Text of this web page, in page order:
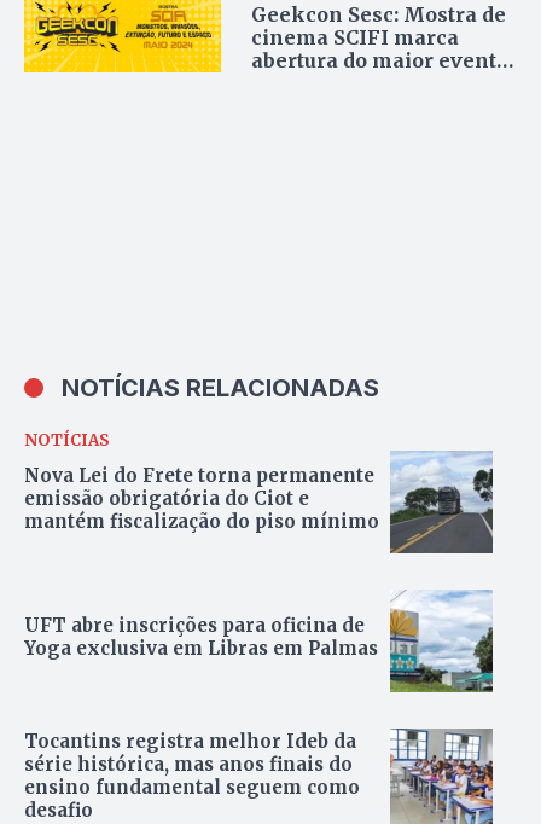
Geekcon Sesc: Mostra de
cinema SCIFI marca
abertura do maior evento
NOTÍCIAS RELACIONADAS
NOTÍCIAS
Nova Lei do Frete torna permanente
emissão obrigatória do Ciot e
mantém fiscalização do piso mínimo
UFT abre inscrições para oficina de
Yoga exclusiva em Libras em Palmas
Tocantins registra melhor Ideb da
série histórica, mas anos finais do
ensino fundamental seguem como
desafio